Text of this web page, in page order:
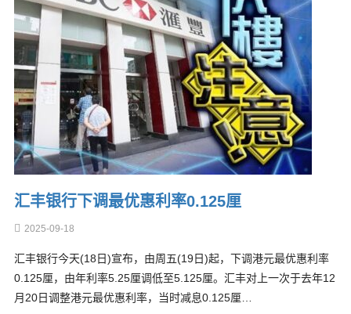
汇丰银行下调最优惠利率0.125厘
2025-09-18
汇丰银行今天(18日)宣布，由周五(19日)起，下调港元最优惠利率
0.125厘，由年利率5.25厘调低至5.125厘。汇丰对上一次于去年12
月20日调整港元最优惠利率，当时减息0.125厘…